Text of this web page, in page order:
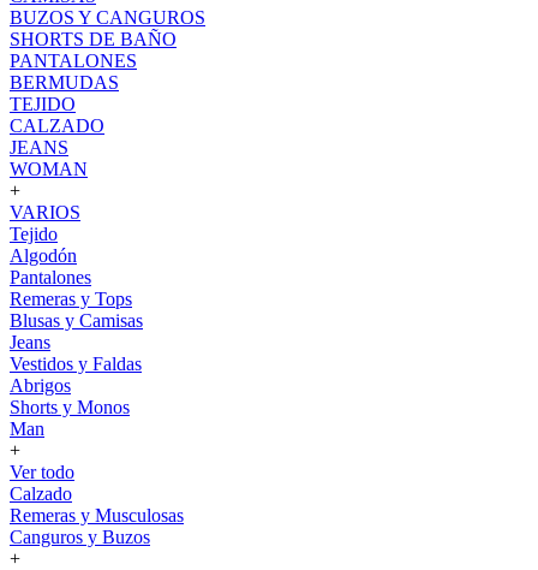
BUZOS Y CANGUROS
SHORTS DE BAÑO
PANTALONES
BERMUDAS
TEJIDO
CALZADO
JEANS
WOMAN
+
VARIOS
Tejido
Algodón
Pantalones
Remeras y Tops
Blusas y Camisas
Jeans
Vestidos y Faldas
Abrigos
Shorts y Monos
Man
+
Ver todo
Calzado
Remeras y Musculosas
Canguros y Buzos
+